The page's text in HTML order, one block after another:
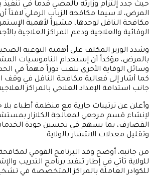
حيث جدد إلتزام وزارته بالمضي قدماً في
المرض، لا سيما مكافحة الزباب الرملي لافتاً
مكافحة الناقل لوحدها، مشيراً لأهمية
الوقائية والعلاجية ودعم المراكز العلاجية
وشدد الوزير المكلف على أهمية التوعية
بالمرض، مؤكداً أن إستخدام الناموسيات
وسائل الوقاية الأخرى يلعب دوراً مهماً في الحد
كما أشار إلى فعالية مكافحة الناقل في وقف
جانب استدامة الإمداد العلاجي بالمراكز
وأعلن عن ترتيبات جارية مع منظمة أطباء بلا
لإنشاء قسم مرجعي لمعالجة الكلازار
القضارف، بما يسهم في تحسين جودة
وتقليل معدلات الانتشار بالولاية.
من جانبه، أوضح وفد البرنامج القومي لمكافحة
للولاية تأتي في إطار تنفيذ برنامج التدريب
للكوادر العاملة بالمراكز المتخصصة في